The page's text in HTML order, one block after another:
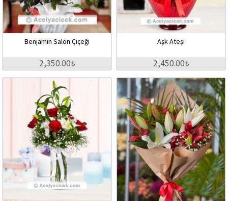
Benjamin Salon Çiçeği
2,350.00₺
Aşk Ateşi
2,450.00₺